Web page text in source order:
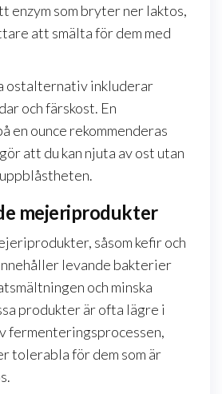
enzym som bryter ner laktos,
att smälta för dem med
ostalternativ inkluderar
och färskost. En
en ounce rekommenderas
att du kan njuta av ost utan
mejeriprodukter
såsom kefir och
levande bakterier
och minska
produkter är ofta lägre i
fermenteringsprocessen,
tolerabla för dem som är